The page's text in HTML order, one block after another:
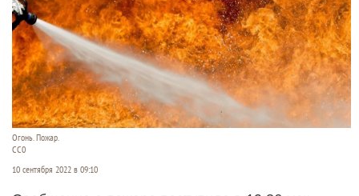
Огонь. Пожар.
CC0
10 сентября 2022 в 09:10